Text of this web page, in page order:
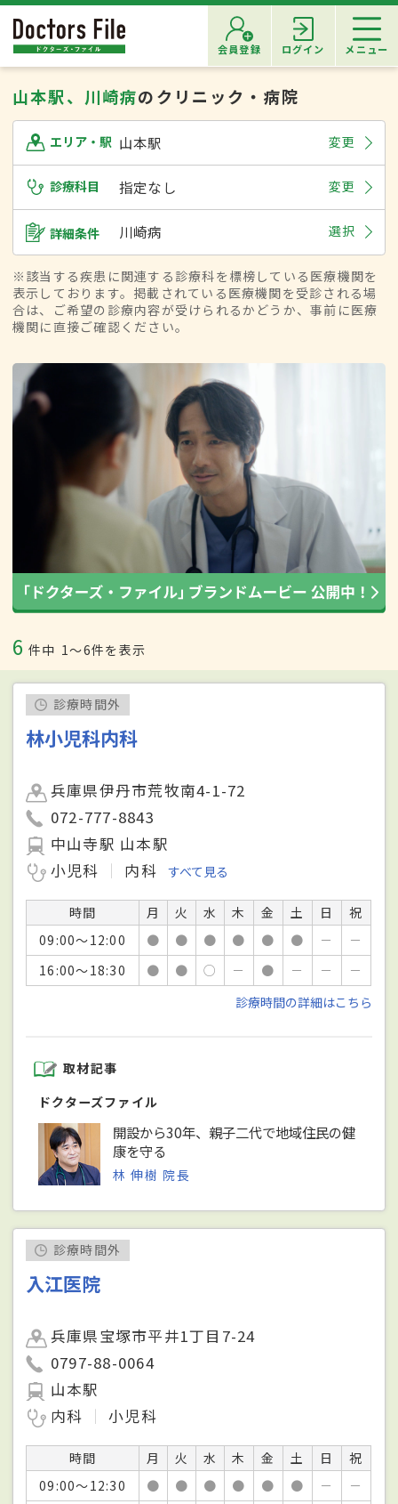
会員登録 ログイン メニュー
山本駅、川崎病のクリニック・病院
エリア・駅 山本駅 変更
診療科目 指定なし 変更
詳細条件 川崎病 選択
※該当する疾患に関連する診療科を標榜している医療機関を
表示しております。掲載されている医療機関を受診される場
合は、ご希望の診療内容が受けられるかどうか、事前に医療
機関に直接ご確認ください。
6 件中 1〜6件を表示
診療時間外
林小児科内科
兵庫県伊丹市荒牧南4-1-72
072-777-8843
中山寺駅 山本駅
小児科
内科 すべて見る
時間 月 火 水 木 金 土 日
祝
09:00～12:00
● ● ● ● ● ● －
－
16:00～18:30
● ● ○ － ● － －
－
診療時間の詳細はこちら
取材記事
ドクターズファイル
開設から30年、親子二代で地域住民の健
康を守る
林 伸樹 院長
診療時間外
入江医院
兵庫県宝塚市平井1丁目7-24
0797-88-0064
山本駅
内科
小児科
時間 月 火 水 木 金 土 日
祝
09:00～12:30
● ● ● ● ● ● －
－